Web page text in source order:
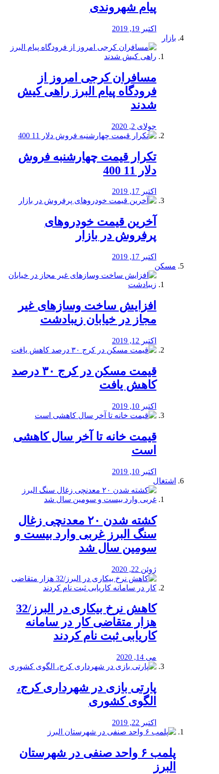
پیام شهروندی
اکتبر 19, 2019
بازار
مسافران کرجی امروز از
فرودگاه پیام البرز راهی کیش
شدند
جولای 2, 2020
تکرار قیمت چهارشنبه فروش
دلار 11 400
اکتبر 17, 2019
آخرین قیمت خودرو‌های
پرفروش در بازار
اکتبر 17, 2019
مسکن
افزایش ساخت وسازهای غیر
مجاز در خیابان زیبادشت
اکتبر 12, 2019
️قیمت مسکن در کرج ۳۰ درصد
کاهش یافت
اکتبر 10, 2019
قیمت خانه تا آخر سال کاهشی
است
اکتبر 10, 2019
اشتغال
کشته شدن ۲۰ معدنچی زغال
سنگ البرز غربی وارد بیست و
سومین سال شد
ژوئن 22, 2020
کاهش نرخ بیکاری در البرز/32
هزار متقاضی کار در سامانه
کاریابی ثبت نام کردند
می 14, 2020
پارتی بازی در شهرداری کرج،
الگوی کشوری
اکتبر 22, 2019
پلمب ۶ واحد صنفی در شهرستان
البرز